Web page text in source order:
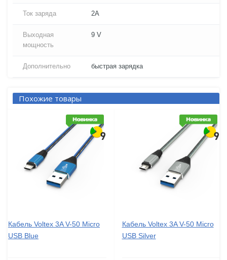
Ток заряда 2A
Выходная
мощность
9 V
Дополнительно быстрая зарядка
Похожие товары
Кабель Voltex 3A V-50 Micro
USB Blue
Кабель Voltex 3A V-50 Micro
USB Silver